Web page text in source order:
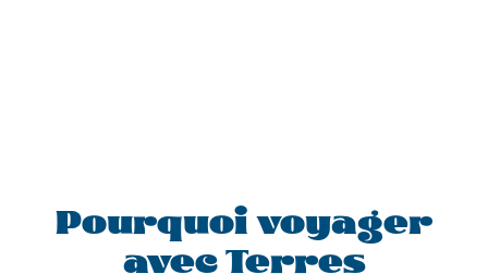
Pourquoi voyager
avec Terres